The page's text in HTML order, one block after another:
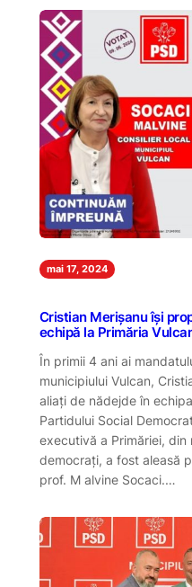
mai 17, 2024
Cristian Merișanu își
echipă la Primăria
În primii 4 ani ai
municipiului Vulcan,
aliați de nădejde în
Partidului Social
executivă a Primăriei, din
democrați, a fost aleasă
prof. M alvine Socaci.…